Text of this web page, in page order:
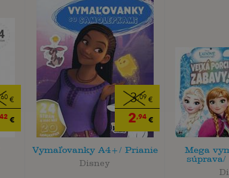
€
€
3,09 €
2,94 €
Vymaľovanky A4+/ Prianie
Disney
Mega
súprava/